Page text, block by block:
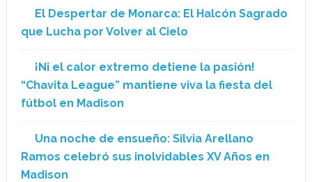
El Despertar de Monarca: El Halcón Sagrado
que Lucha por Volver al Cielo
¡Ni el calor extremo detiene la pasión!
“Chavita League” mantiene viva la fiesta del
fútbol en Madison
Una noche de ensueño: Silvia Arellano
Ramos celebró sus inolvidables XV Años en
Madison